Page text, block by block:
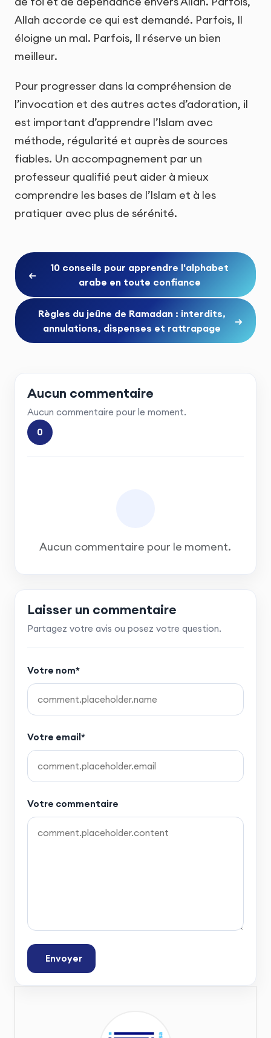
Allah accorde ce qui est demandé. Parfois, Il
éloigne un mal. Parfois, Il réserve un bien
meilleur.
Pour progresser dans la compréhension de
l’invocation et des autres actes d’adoration, il
est important d’apprendre l’Islam avec
méthode, régularité et auprès de sources
fiables. Un accompagnement par un
professeur qualifié peut aider à mieux
comprendre les bases de l’Islam et à les
pratiquer avec plus de sérénité.
←
10 conseils pour apprendre l'alphabet
arabe en toute confiance
Règles du jeûne de Ramadan : interdits,
annulations, dispenses et rattrapage
→
Aucun commentaire
Aucun commentaire pour le moment.
0
Aucun commentaire pour le moment.
Laisser un commentaire
Partagez votre avis ou posez votre question.
Votre nom*
Votre email*
Votre commentaire
Envoyer